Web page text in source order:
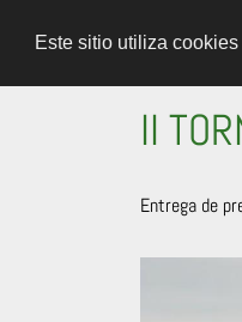
Este sitio utiliza
II
Entrega de